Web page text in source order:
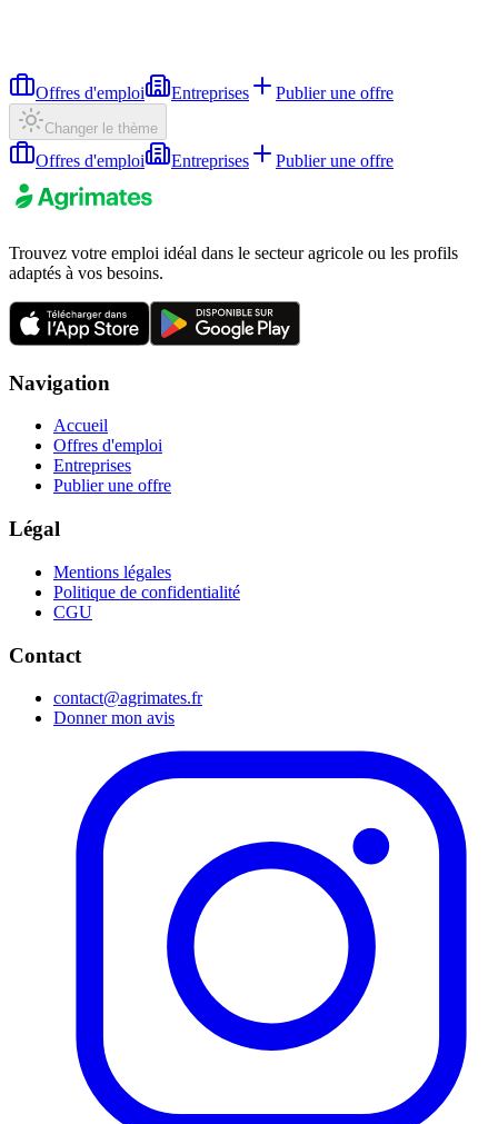
Offres d'emploi Entreprises Publier une offre
Changer le thème
Offres d'emploi Entreprises Publier une offre
Trouvez votre emploi idéal dans le secteur agricole ou les profils
adaptés à vos besoins.
Navigation
Accueil
Offres d'emploi
Entreprises
Publier une offre
Légal
Mentions légales
Politique de confidentialité
CGU
Contact
contact@agrimates.fr
Donner mon avis